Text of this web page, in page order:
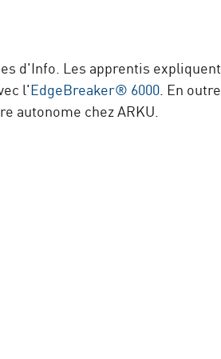
d'Info. Les apprentis
l'EdgeBreaker® 6000 . En
autonome chez ARKU.